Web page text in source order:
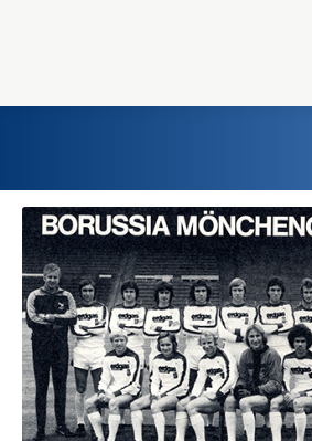
Home
Einst und Heute
Marken
Konzerne
Epoche